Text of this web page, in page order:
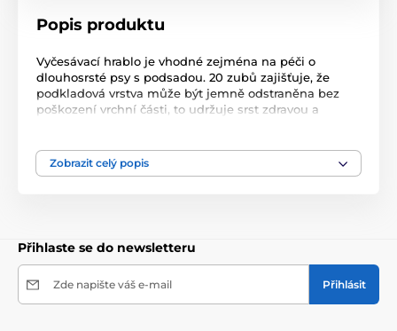
Popis produktu
Vyčesávací hrablo je vhodné zejména na péči o
dlouhosrsté psy s podsadou. 20 zubů zajišťuje, že
podkladová vrstva může být jemně odstraněna bez
poškození vrchní části, to udržuje srst zdravou a
Zobrazit celý popis
Přihlaste se do newsletteru
Zde napište váš e-mail Přihlásit